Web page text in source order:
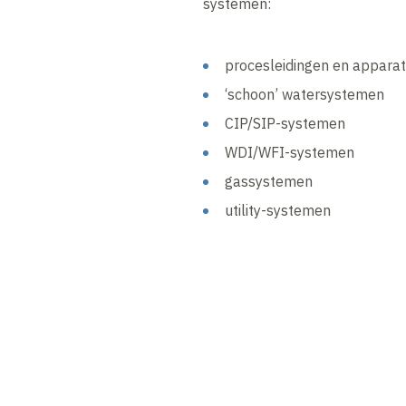
systemen:
procesleidingen en
‘schoon’ watersystemen
CIP/SIP-systemen
WDI/WFI-systemen
gassystemen
utility-systemen